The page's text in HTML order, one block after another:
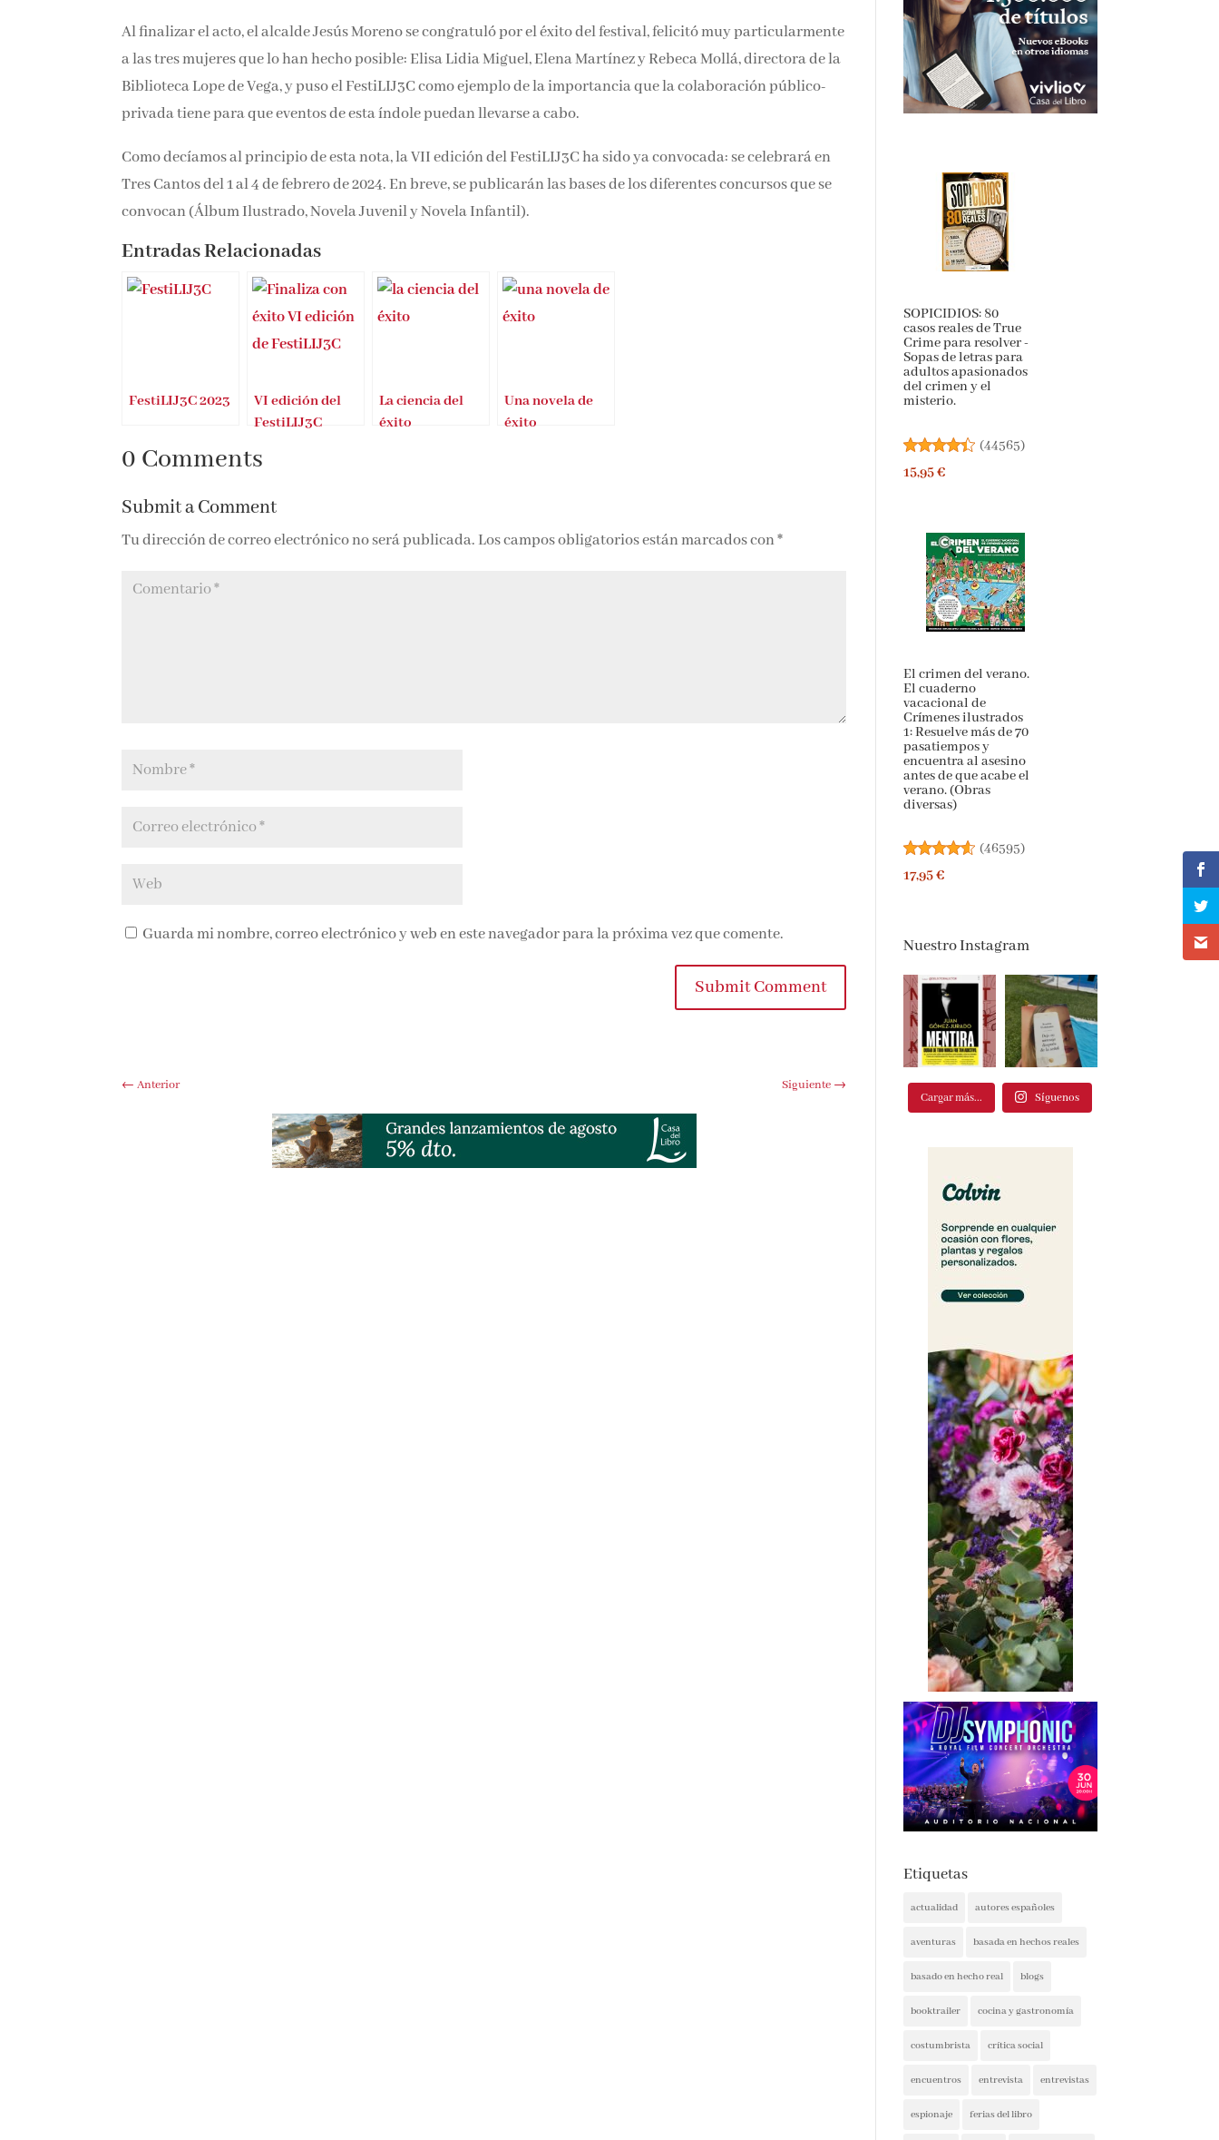
Al finalizar el acto, el alcalde Jesús Moreno se congratuló por el éxito del festival, felicitó muy particularmente
a las tres mujeres que lo han hecho posible: Elisa Lidia Miguel, Elena Martínez y Rebeca Mollá, directora de la
Biblioteca Lope de Vega, y puso el FestiLIJ3C como ejemplo de la importancia que la colaboración público-
privada tiene para que eventos de esta índole puedan llevarse a cabo.
Como decíamos al principio de esta nota, la VII edición del FestiLIJ3C ha sido ya convocada: se celebrará en
Tres Cantos del 1 al 4 de febrero de 2024. En breve, se publicarán las bases de los diferentes concursos que se
convocan (Álbum Ilustrado, Novela Juvenil y Novela Infantil).
Entradas Relacionadas
FestiLIJ3C 2023
VI edición del
FestiLIJ3C
La ciencia del
éxito
Una novela de
éxito
0 Comments
Submit a Comment
Tu dirección de correo electrónico no será publicada. Los campos obligatorios están marcados con*
Guarda mi nombre, correo electrónico y web en este navegador para la próxima vez que comente.
Submit Comment
←Anterior Siguiente→
SOPICIDIOS: 80
casos reales de True
Crime para resolver -
Sopas de letras para
adultos apasionados
del crimen y el
misterio.
(44565)
15,95 €
El crimen del verano.
El cuaderno
vacacional de
Crímenes ilustrados
1: Resuelve más de 70
pasatiempos y
encuentra al asesino
antes de que acabe el
verano. (Obras
diversas)
(46595)
17,95 €
Nuestro Instagram
Cargar más... Síguenos
Etiquetas
actualidad autores españoles
aventuras basada en hechos reales
basado en hecho real blogs
booktrailer cocina y gastronomía
costumbrista crítica social
encuentros entrevista entrevistas
espionaje ferias del libro